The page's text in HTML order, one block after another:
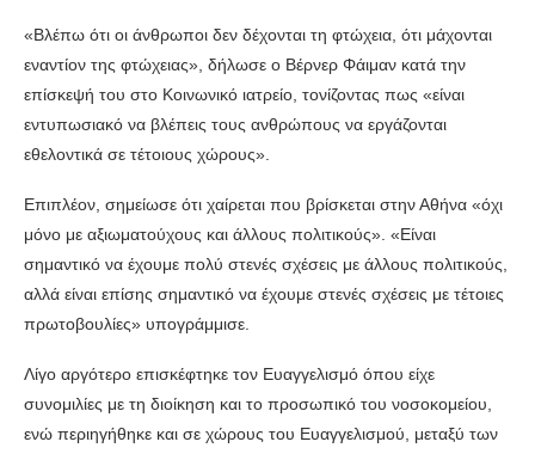
«Βλέπω ότι οι άνθρωποι δεν δέχονται τη φτώχεια, ότι μάχονται
εναντίον της φτώχειας», δήλωσε ο Βέρνερ Φάιμαν κατά την
επίσκεψή του στο Κοινωνικό ιατρείο, τονίζοντας πως «είναι
εντυπωσιακό να βλέπεις τους ανθρώπους να εργάζονται
εθελοντικά σε τέτοιους χώρους».
Επιπλέον, σημείωσε ότι χαίρεται που βρίσκεται στην Αθήνα «όχι
μόνο με αξιωματούχους και άλλους πολιτικούς». «Είναι
σημαντικό να έχουμε πολύ στενές σχέσεις με άλλους πολιτικούς,
αλλά είναι επίσης σημαντικό να έχουμε στενές σχέσεις με τέτοιες
πρωτοβουλίες» υπογράμμισε.
Λίγο αργότερο επισκέφτηκε τον Ευαγγελισμό όπου είχε
συνομιλίες με τη διοίκηση και το προσωπικό του νοσοκομείου,
ενώ περιηγήθηκε και σε χώρους του Ευαγγελισμού, μεταξύ των